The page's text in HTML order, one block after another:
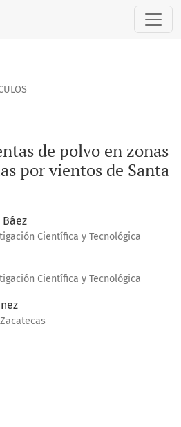
polvo en zonas urbanas
de polvo en zonas
por vientos de Santa
Científica y Tecnológica
Científica y Tecnológica